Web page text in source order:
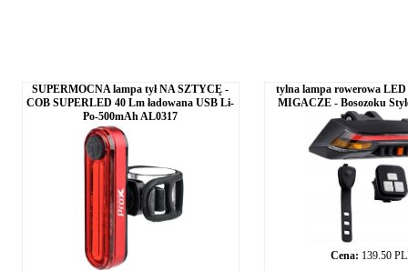
SUPERMOCNA lampa tył NA SZTYCĘ -
COB SUPERLED 40 Lm ładowana USB Li-
Po-500mAh AL0317
tylna lampa rowerowa LED
MIGACZE - Bosozoku
Cena: 139.50